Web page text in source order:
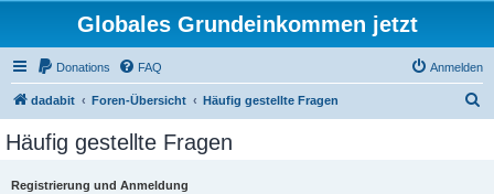
Globales Grundeinkommen jetzt
Donations FAQ Anmelden
dadabit Foren-Übersicht Häufig gestellte Fragen
Häufig gestellte Fragen
Registrierung und Anmeldung